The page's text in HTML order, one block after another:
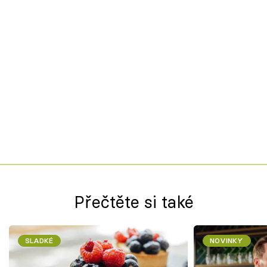
Přečtěte si také
SLADKÉ NOVINKY